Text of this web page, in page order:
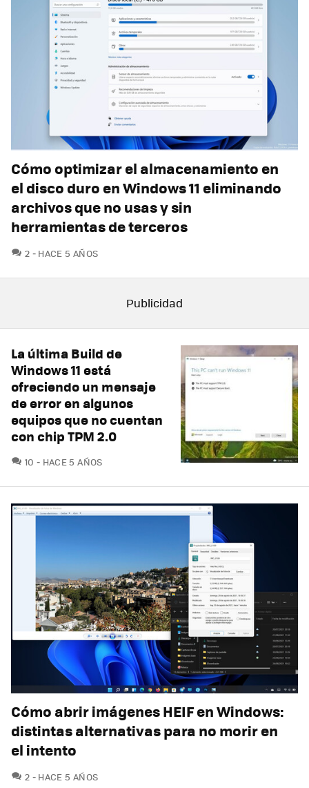
Cómo optimizar el almacenamiento en
el disco duro en Windows 11 eliminando
archivos que no usas y sin
herramientas de terceros
2 COMENTARIOS
HACE 5 AÑOS
La última Build de
Windows 11 está
ofreciendo un mensaje
de error en algunos
equipos que no cuentan
con chip TPM 2.0
10 COMENTARIOS
HACE 5 AÑOS
Cómo abrir imágenes HEIF en Windows:
distintas alternativas para no morir en
el intento
2 COMENTARIOS
HACE 5 AÑOS